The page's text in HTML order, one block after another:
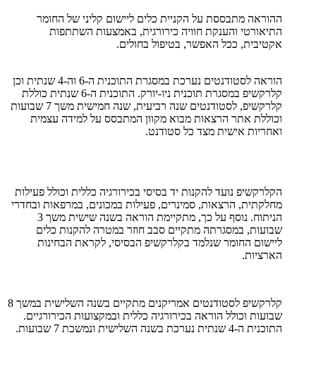
ההוראה מתבססת על הקניית כלים ליישום קליני של החומר
התיאורטי והענקת חוויה כירורגית, באמצעות השתתפות
אקטיבית, ככל האפשר, בטיפול בחולים.
הוראה לסטודנטים נערכת במסגרת התוכנית ה-6 וה-4 שנתית וכן
קלרקשיפ במסגרת תוכנית ניו-יורק. התוכנית ה-6 שנתית כוללת
קלרקשיפ, לסטודנטים שנה רביעית, שנה חמישית משך 7 שבועות
וכוללת אתר הרצאות מבוא מקוון המתבסס על למידה עצמית
ואחריות אישית מצד כל סטודנט.
הקלרקשיפ נועד להקנות יד בסיסי בכירורגיה כללית וכולל פעילות
מחלקתית, הרצאות, סמינרים, פעילות במכונים, במרפאות ובחדרי
הניתוח. נוסף על כך, מתקיימת הוראה בשנה שישית משך 3
שבועות, במסגרתה מתקיים סבב חוזר במטרה להקנות כלים
ליישום החומר שנלמד בקלרקשיפ הבסיסי, לקראת הבחינות
הארציות.
קלרקשיפ לסטודנטים אמריקנים מתקיים בשנה השלישית במשך 8
שבועות וכולל הוראה בכירורגיה כללית ובמקצועות הכירורגיים.
התוכנית ה-4 שנתית נערכת בשנה השלישית ונמשכת 7 שבועות.